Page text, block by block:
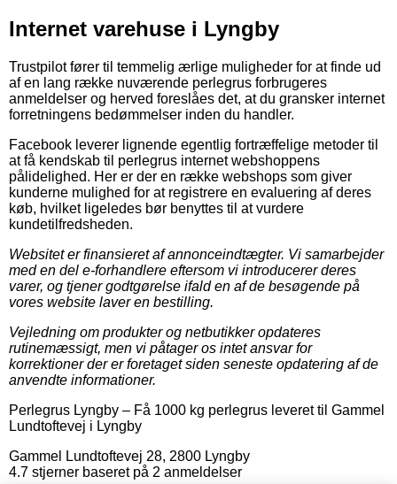
Internet varehuse i Lyngby
Trustpilot fører til temmelig ærlige muligheder for at finde ud
af en lang række nuværende perlegrus forbrugeres
anmeldelser og herved foreslåes det, at du gransker internet
forretningens bedømmelser inden du handler.
Facebook leverer lignende egentlig fortræffelige metoder til
at få kendskab til perlegrus internet webshoppens
pålidelighed. Her er der en række webshops som giver
kunderne mulighed for at registrere en evaluering af deres
køb, hvilket ligeledes bør benyttes til at vurdere
kundetilfredsheden.
Websitet er finansieret af annonceindtægter. Vi samarbejder
med en del e-forhandlere eftersom vi introducerer deres
varer, og tjener godtgørelse ifald en af de besøgende på
vores website laver en bestilling.
Vejledning om produkter og netbutikker opdateres
rutinemæssigt, men vi påtager os intet ansvar for
korrektioner der er foretaget siden seneste opdatering af de
anvendte informationer.
Perlegrus Lyngby – Få 1000 kg perlegrus leveret til Gammel
Lundtoftevej i Lyngby
Gammel Lundtoftevej 28, 2800 Lyngby
4.7 stjerner baseret på 2 anmeldelser